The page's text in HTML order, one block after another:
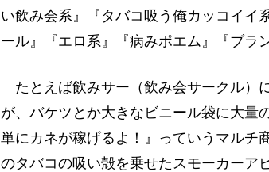
い飲み会系』『タバコ吸う俺カッコイイ
ール』『エロ系』『病みポエム』『ブラ
たとえば飲みサー（飲み会サークル）
が、バケツとか大きなビニール袋に大量
単にカネが稼げるよ！』っていうマルチ
のタバコの吸い殻を乗せたスモーカーア